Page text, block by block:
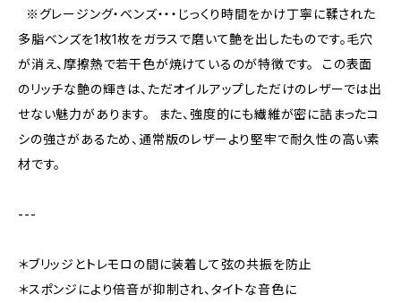
※グレージング・ベンズ・・・じっくり時間をかけ丁寧に鞣された
多脂ベンズを1枚1枚をガラスで磨いて艶を出したものです。毛穴
が消え、摩擦熱で若干色が焼けているのが特徴です。 この表面
のリッチな艶の輝きは、ただオイルアップしただけのレザーでは出
せない魅力があります。 また、強度的にも繊維が密に詰まったコ
シの強さがあるため、通常版のレザーより堅牢で耐久性の高い素
材です。
---
＊ブリッジとトレモロの間に装着して弦の共振を防止
＊スポンジにより倍音が抑制され、タイトな音色に